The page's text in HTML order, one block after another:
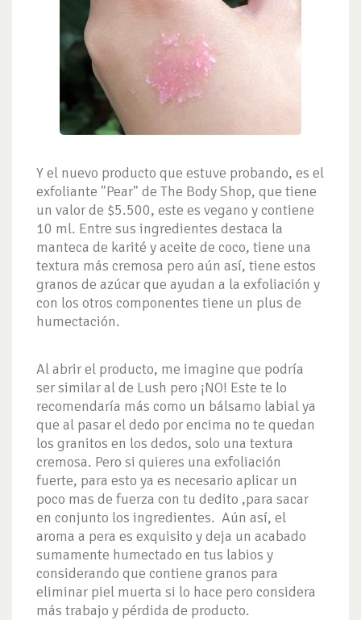
Y el nuevo producto que estuve probando, es el
exfoliante "Pear" de The Body Shop, que tiene
un valor de $5.500, este es vegano y contiene
10 ml. Entre sus ingredientes destaca la
manteca de karité y aceite de coco, tiene una
textura más cremosa pero aún así, tiene estos
granos de azúcar que ayudan a la exfoliación y
con los otros componentes tiene un plus de
humectación.
Al abrir el producto, me imagine que podría
ser similar al de Lush pero ¡NO! Este te lo
recomendaría más como un bálsamo labial ya
que al pasar el dedo por encima no te quedan
los granitos en los dedos, solo una textura
cremosa. Pero si quieres una exfoliación
fuerte, para esto ya es necesario aplicar un
poco mas de fuerza con tu dedito ,para sacar
en conjunto los ingredientes. Aún así, el
aroma a pera es exquisito y deja un acabado
sumamente humectado en tus labios y
considerando que contiene granos para
eliminar piel muerta si lo hace pero considera
más trabajo y pérdida de producto.